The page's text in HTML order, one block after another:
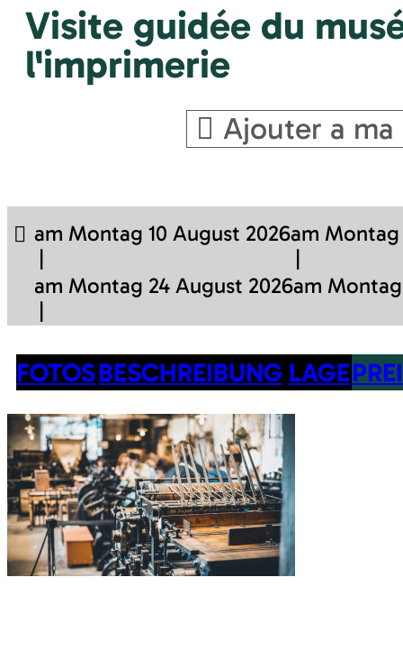
Visite guidée du
l'imprimerie
Ajouter a
am Montag 10 August 2026am Montag
am Montag 24 August 2026am
FOTOSBESCHREIBUNG LAGE